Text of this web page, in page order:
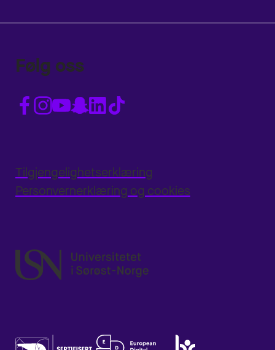
Følg oss
Tilgjengelighetserklæring
Personvernerklæring og cookies